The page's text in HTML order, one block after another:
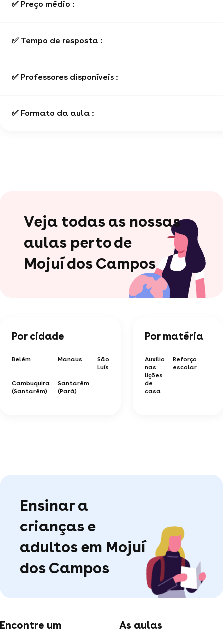
✅ Preço médio :
✅ Tempo de resposta :
✅ Professores disponíveis :
✅ Formato da aula :
Veja todas as nossas
aulas perto de
Mojuí dos Campos
Por cidade
Belém Manaus
São
Luís
Cambuquira
(Santarém)
Santarém
(Pará)
Por matéria
Auxílio
nas
lições
de
casa
Reforço
escolar
Ensinar a
crianças e
adultos em Mojuí
dos Campos
Encontre um
As aulas